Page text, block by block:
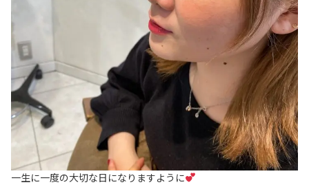
一生に一度の大切な日になりますように